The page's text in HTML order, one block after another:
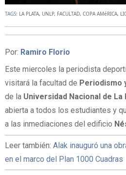
TAGS: LA PLATA, UNLP, FACULTAD, COPA AMéRICA,
Por: Ramiro Florio
Este miercoles la periodista
visitará la facultad de Periodismo
de la Universidad Nacional de La
abierta a todos los estudiantes y
a las inmediaciones del edificio
Leer también: Alak inauguró una
en el marco del Plan 1000 Cuadras